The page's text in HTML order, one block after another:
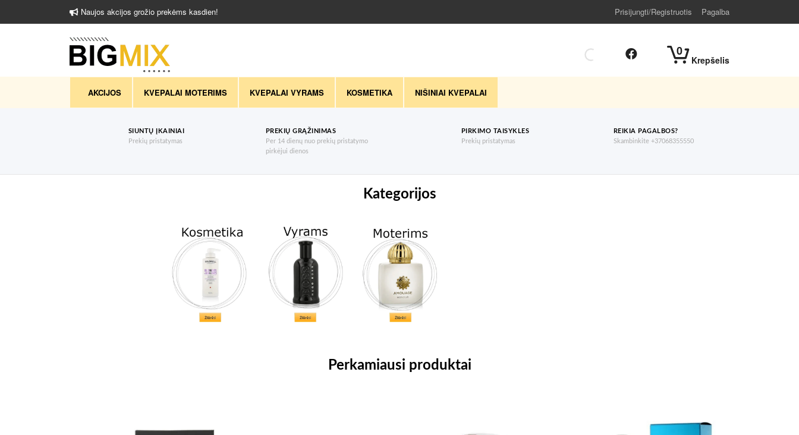
Naujos akcijos grožio prekėms kasdien! Prisijungti/Registruotis Pagalba
0
Krepšelis
AKCIJOS KVEPALAI MOTERIMS KVEPALAI VYRAMS KOSMETIKA NIŠINIAI KVEPALAI
SIUNTŲ ĮKAINIAI
Prekių pristatymas
PREKIŲ GRĄŽINIMAS
Per 14 dienų nuo prekių pristatymo
pirkėjui dienos
PIRKIMO TAISYKLES
Prekių pristatymas
REIKIA PAGALBOS?
Skambinkite +37068355550
Kategorijos
Perkamiausi produktai